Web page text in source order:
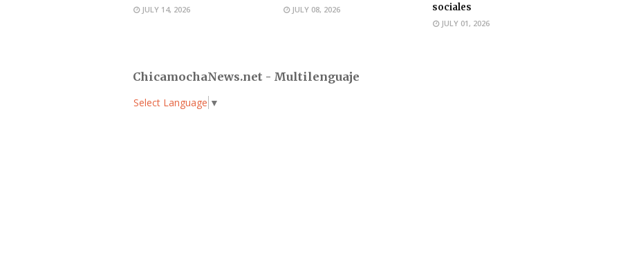
JULY 14, 2026 JULY 08, 2026
sociales
JULY 01, 2026
ChicamochaNews.net - Multilenguaje
Select Language ▼